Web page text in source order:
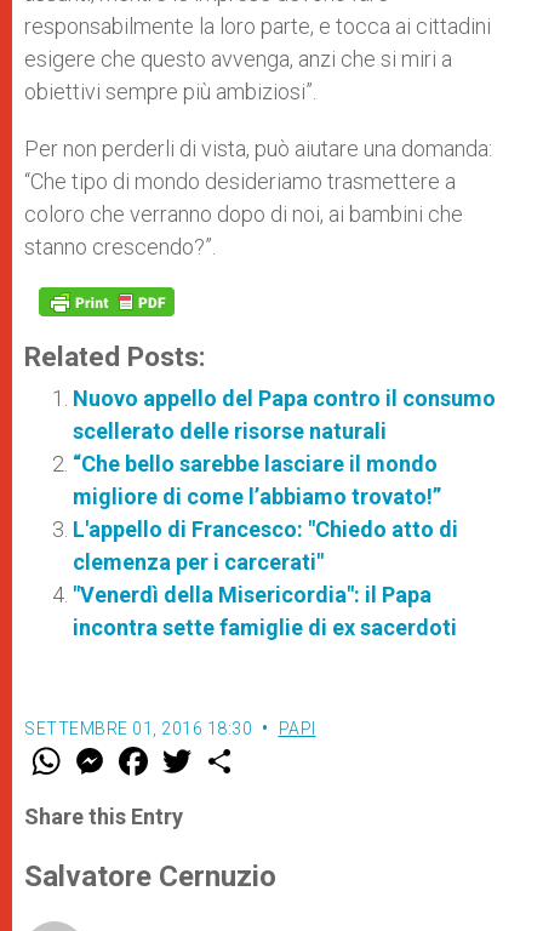
responsabilmente la loro parte, e tocca ai cittadini
esigere che questo avvenga, anzi che si miri a
obiettivi sempre più ambiziosi”.
Per non perderli di vista, può aiutare una domanda:
“Che tipo di mondo desideriamo trasmettere a
coloro che verranno dopo di noi, ai bambini che
stanno crescendo?”.
Related Posts:
Nuovo appello del Papa contro il consumo
scellerato delle risorse naturali
“Che bello sarebbe lasciare il mondo
migliore di come l’abbiamo trovato!”
L'appello di Francesco: "Chiedo atto di
clemenza per i carcerati"
"Venerdì della Misericordia": il Papa
incontra sette famiglie di ex sacerdoti
SETTEMBRE 01, 2016 18:30 PAPI
W
t
s
p
p
M
e
s
e
g
e
F
a
e
b
o
k
w
r
Share this Entry
Salvatore Cernuzio